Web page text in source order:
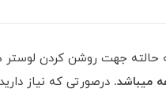
الی ۳۶ وات ۳۰۰ میلی آمپر سه
درصورتی که نیاز